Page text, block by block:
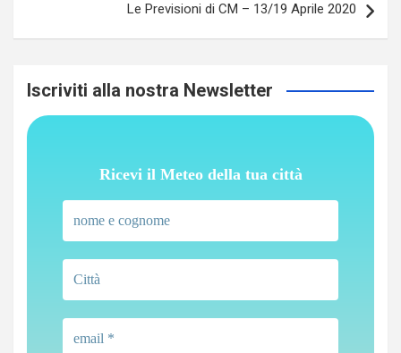
Le Previsioni di CM – 13/19 Aprile 2020
Iscriviti alla nostra Newsletter
Ricevi il Meteo della tua città